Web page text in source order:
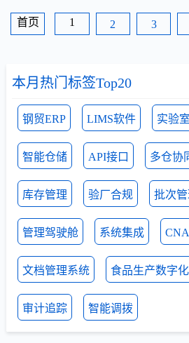
本月热门标签Top20
钢贸ERP LIMS软件 实验
智能仓储 API接口 多仓协
库存管理 验厂合规 批次
管理驾驶舱 系统集成
文档管理系统 食品生产数字化
审计追踪 智能调拨
首页 1 2 3